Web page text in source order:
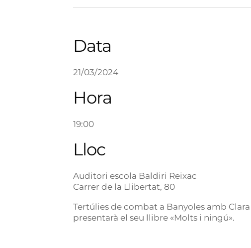
Data
21/03/2024
Hora
19:00
Lloc
Auditori escola Baldiri Reixac
Carrer de la Llibertat, 80
Tertúlies de combat a Banyoles amb
presentarà el seu llibre «Molts i ningú».